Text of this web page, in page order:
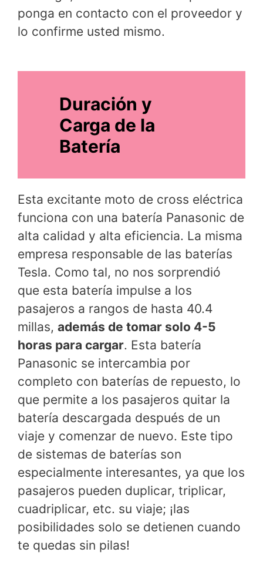
ponga en contacto con el proveedor y
lo confirme usted mismo.
Duración y
Carga de la
Batería
Esta excitante moto de cross eléctrica
funciona con una batería Panasonic de
alta calidad y alta eficiencia. La misma
empresa responsable de las baterías
Tesla. Como tal, no nos sorprendió
que esta batería impulse a los
pasajeros a rangos de hasta 40.4
millas, además de tomar solo 4-5
horas para cargar. Esta batería
Panasonic se intercambia por
completo con baterías de repuesto, lo
que permite a los pasajeros quitar la
batería descargada después de un
viaje y comenzar de nuevo. Este tipo
de sistemas de baterías son
especialmente interesantes, ya que los
pasajeros pueden duplicar, triplicar,
cuadriplicar, etc. su viaje; ¡las
posibilidades solo se detienen cuando
te quedas sin pilas!